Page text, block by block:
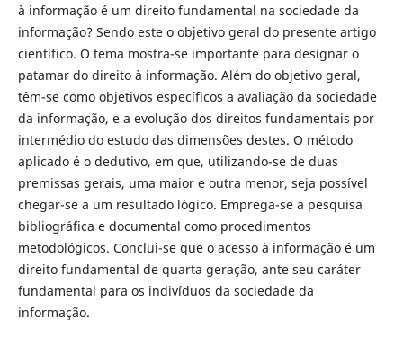
à informação é um direito fundamental na sociedade da
informação? Sendo este o objetivo geral do presente artigo
científico. O tema mostra-se importante para designar o
patamar do direito à informação. Além do objetivo geral,
têm-se como objetivos específicos a avaliação da sociedade
da informação, e a evolução dos direitos fundamentais por
intermédio do estudo das dimensões destes. O método
aplicado é o dedutivo, em que, utilizando-se de duas
premissas gerais, uma maior e outra menor, seja possível
chegar-se a um resultado lógico. Emprega-se a pesquisa
bibliográfica e documental como procedimentos
metodológicos. Conclui-se que o acesso à informação é um
direito fundamental de quarta geração, ante seu caráter
fundamental para os indivíduos da sociedade da
informação.